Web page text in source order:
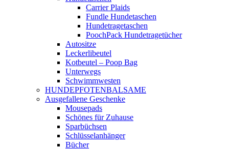
Carrier Plaids
Fundle Hundetaschen
Hundetragetaschen
PoochPack Hundetragetücher
Autositze
Leckerlibeutel
Kotbeutel – Poop Bag
Unterwegs
Schwimmwesten
HUNDEPFOTENBALSAME
Ausgefallene Geschenke
Mousepads
Schönes für Zuhause
Sparbüchsen
Schlüsselanhänger
Bücher